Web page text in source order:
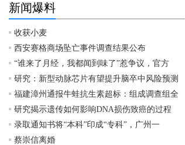
新闻爆料
收获小麦
西安赛格商场坠亡事件调查结果公布
“谁来了月经，我都闻到味了”惹争议，官方
研究：新型动脉芯片有望提升脑卒中风险预测
福建漳州通报牛蛙抗生素超标：组成调查组全
研究揭示遗传如何影响DNA损伤致癌的过程
录取通知书将“本科”印成“专科”，广州一
蔡崇信离婚